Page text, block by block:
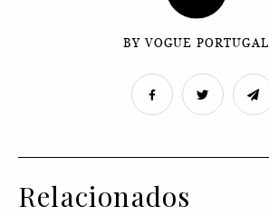
BY VOGUE PORTUGAL
Relacionados